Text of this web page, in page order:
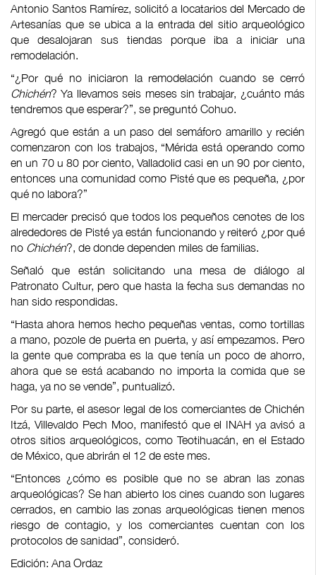
Antonio Santos Ramírez, solicitó a locatarios del Mercado de
Artesanías que se ubica a la entrada del sitio arqueológico
que desalojaran sus tiendas porque iba a iniciar una
remodelación.
“¿Por qué no iniciaron la remodelación cuando se cerró
Chichén? Ya llevamos seis meses sin trabajar, ¿cuánto más
tendremos que esperar?”, se preguntó Cohuo.
Agregó que están a un paso del semáforo amarillo y recién
comenzaron con los trabajos, “Mérida está operando como
en un 70 u 80 por ciento, Valladolid casi en un 90 por ciento,
entonces una comunidad como Pisté que es pequeña, ¿por
qué no labora?”
El mercader precisó que todos los pequeños cenotes de los
alrededores de Pisté ya están funcionando y reiteró ¿por qué
no Chichén?, de donde dependen miles de familias.
Señaló que están solicitando una mesa de diálogo al
Patronato Cultur, pero que hasta la fecha sus demandas no
han sido respondidas.
“Hasta ahora hemos hecho pequeñas ventas, como tortillas
a mano, pozole de puerta en puerta, y así empezamos. Pero
la gente que compraba es la que tenía un poco de ahorro,
ahora que se está acabando no importa la comida que se
haga, ya no se vende”, puntualizó.
Por su parte, el asesor legal de los comerciantes de Chichén
Itzá, Villevaldo Pech Moo, manifestó que el INAH ya avisó a
otros sitios arqueológicos, como Teotihuacán, en el Estado
de México, que abrirán el 12 de este mes.
“Entonces ¿cómo es posible que no se abran las zonas
arqueológicas? Se han abierto los cines cuando son lugares
cerrados, en cambio las zonas arqueológicas tienen menos
riesgo de contagio, y los comerciantes cuentan con los
protocolos de sanidad”, consideró.
Edición: Ana Ordaz